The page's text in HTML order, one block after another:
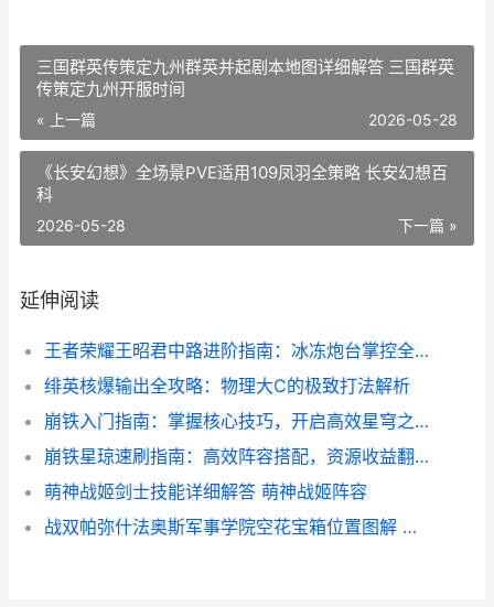
三国群英传策定九州群英并起剧本地图详细解答 三国群英
传策定九州开服时间
« 上一篇 2026-05-28
《长安幻想》全场景PVE适用109凤羽全策略 长安幻想百
科
下一篇 »
2026-05-28
延伸阅读
王者荣耀王昭君中路进阶指南：冰冻炮台掌控全场！
绯英核爆输出全攻略：物理大C的极致打法解析
崩铁入门指南：掌握核心技巧，开启高效星穹之旅！
崩铁星琼速刷指南：高效阵容搭配，资源收益翻倍！
萌神战姬剑士技能详细解答 萌神战姬阵容
战双帕弥什法奥斯军事学院空花宝箱位置图解 战双帕弥a